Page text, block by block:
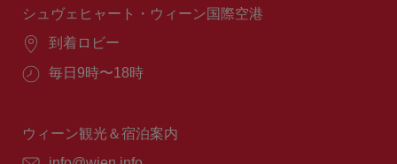
間：
シュヴェヒャート・ウィーン国際空港
場
到着ロビー
営
間：
毎日9時〜18時
ウィーン観光＆宿泊案内